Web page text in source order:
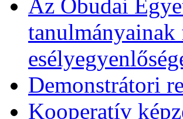
Az Óbudai
tanulmányainak
Demonstrátori
Kooperatív